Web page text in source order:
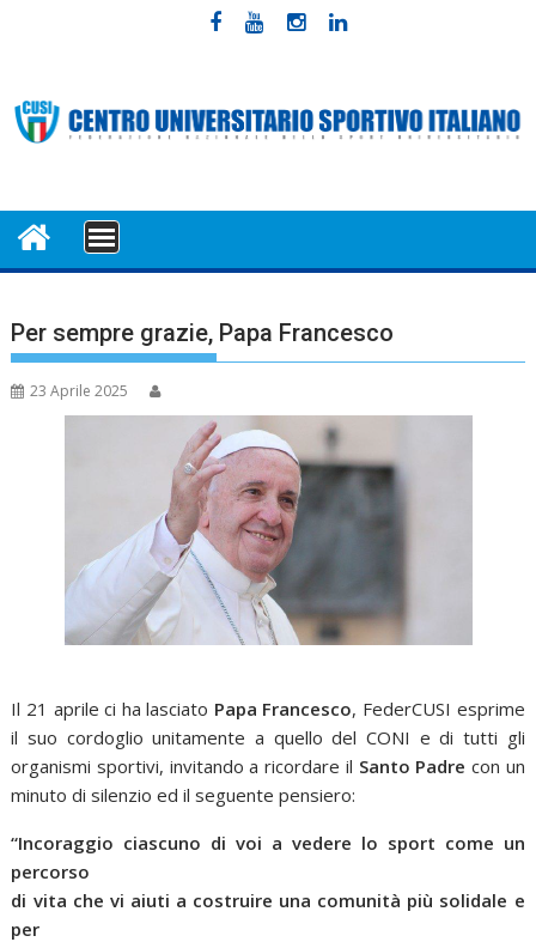
MENU
Per sempre grazie, Papa Francesco
23 Aprile 2025
Il 21 aprile ci ha lasciato Papa Francesco, FederCUSI esprime
il suo cordoglio unitamente a quello del CONI e di tutti gli
organismi sportivi, invitando a ricordare il Santo Padre con un
minuto di silenzio ed il seguente pensiero:
“Incoraggio ciascuno di voi a vedere lo sport come un
percorso
di vita che vi aiuti a costruire una comunità più solidale e
per